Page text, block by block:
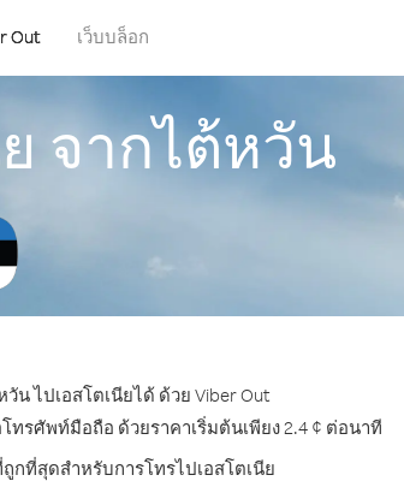
Out เว็บบล็อก
จากไต้หวัน
ไปเอสโตเนียได้ ด้วย Viber Out
รศัพท์มือถือ ด้วยราคาเริ่มต้นเพียง 2.4 ¢ ต่อนาที
กที่สุดสำหรับการโทรไปเอสโตเนีย